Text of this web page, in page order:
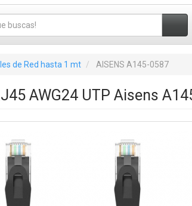
de Red hasta 1 mt AISENS A145-0587
AWG24 UTP Aisens